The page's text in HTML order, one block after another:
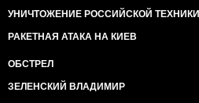
УНИЧТОЖЕНИЕ РОССИЙСКОЙ ТЕХНИКИ
РАКЕТНАЯ АТАКА НА КИЕВ
ОБСТРЕЛ
ЗЕЛЕНСКИЙ ВЛАДИМИР